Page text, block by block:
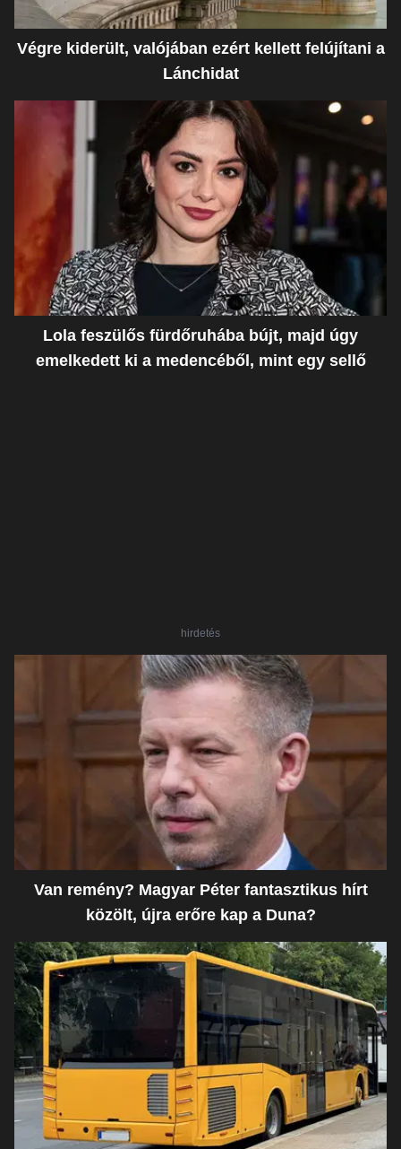
Végre kiderült, valójában ezért kellett felújítani a
Lánchidat
Lola feszülős fürdőruhába bújt, majd úgy
emelkedett ki a medencéből, mint egy sellő
hirdetés
Van remény? Magyar Péter fantasztikus hírt
közölt, újra erőre kap a Duna?